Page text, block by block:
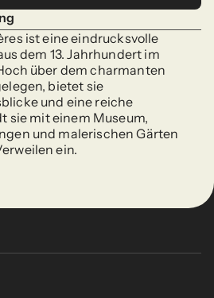
Warenkorb
ist eine eindrucksvolle
dem 13. Jahrhundert im
über dem charmanten
bietet sie
und eine reiche
sie mit einem Museum,
und malerischen Gärten
ein.